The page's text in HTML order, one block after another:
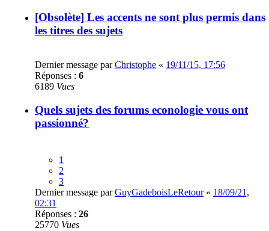
[Obsolète] Les accents ne sont plus permis dans
les titres des sujets
Dernier message parChristophe « 19/11/15, 17:56
Réponses : 6
6189 Vues
Quels sujets des forums econologie vous ont
passionné?
1
2
3
Dernier message parGuyGadeboisLeRetour« 18/09/21,
02:31
Réponses : 26
25770 Vues